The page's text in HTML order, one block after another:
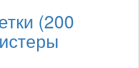
(200